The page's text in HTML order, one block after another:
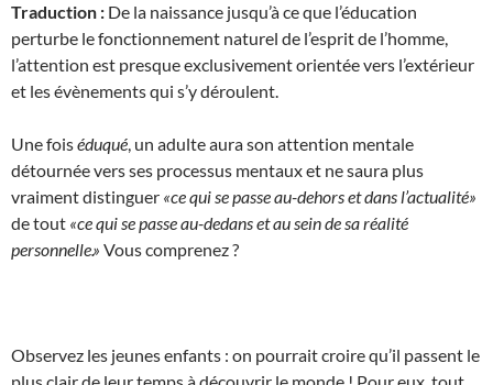
Traduction : De la naissance jusqu’à ce que l’éducation
perturbe le fonctionnement naturel de l’esprit de l’homme,
l’attention est presque exclusivement orientée vers l’extérieur
et les évènements qui s’y déroulent.
Une foiséduqué , un adulte aura son attention mentale
détournée vers ses processus mentaux et ne saura plus
vraiment distinguer «ce qui se passe au-dehors et dans l’actualité»
de tout «ce qui se passe au-dedans et au sein de sa réalité
personnelle.» Vous comprenez ?
Observez les jeunes enfants : on pourrait croire qu’il passent le
plus clair de leur temps à découvrir le monde ! Pour eux, tout